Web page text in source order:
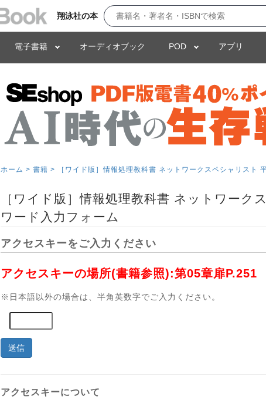
翔泳社の本
電子書籍 オーディオブック POD アプリ
ホーム > 書籍 > ［ワイド版］情報処理教科書 ネットワークスペシャリスト
［ワイド版］情報処理教科書 ネットワーク
ワード入力フォーム
アクセスキーをご入力ください
アクセスキーの場所(書籍参照):第05章扉P.251
※日本語以外の場合は、半角英数字でご入力ください。
送信
アクセスキーについて